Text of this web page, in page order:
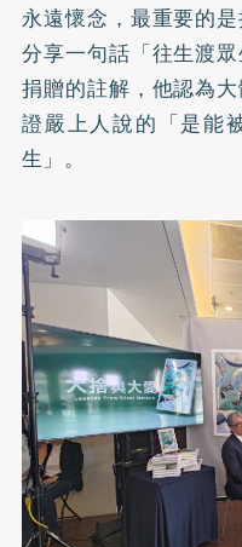
永遠懷念，最重要的
分享一句話「往生渡
捐贈的註解，他認為
證嚴上人說的「是能
生」。